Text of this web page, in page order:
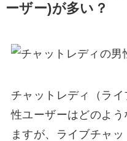
ーザー)が多い？
チャットレディ（ラ
性ユーザーはどのよ
ますが、ライブチャ